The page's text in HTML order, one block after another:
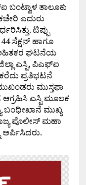
ಬಂಟ್ವಾಳ ತಾಲೂಕು
ಎದುರು
ಟಿಪ್ಪು
ಸೆಕ್ಷನ್ ಹಾಗೂ
ಅಹಿತಕರ ಘಟನೆಯ
ಎಸ್ಪಿ, ಪಿಎಫ್‌ಐ
ಪ್ರತಿಭಟನೆ
ಮುಸ್ತಫಾ
ಆಗ್ರಹಿಸಿ ಎಸ್ಪಿ ಮೂಲಕ
ಬಂಧೀಖಾನೆ ಮುಖ್ಯ
ಪೊಲೀಸ್ ಮಹಾ
ಅರ್ಪಿಸಿದರು.